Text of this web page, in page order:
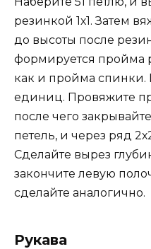
резинкой 1х1. Затем
до высоты после
формируется пройма
как и пройма спинки.
единиц. Провяжите
после чего
петель, и через ряд
Сделайте вырез
закончите левую
сделайте аналогично.
Рукава